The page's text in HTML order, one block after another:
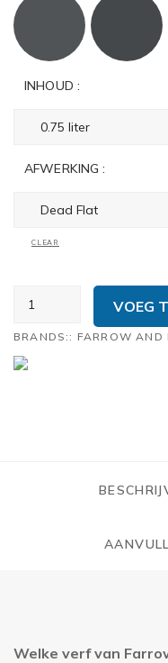
INHOUD :
AFWERKING :
CLEAR
BALL
'SIGNATURE
PALETTE'
VOEG
BRANDS:: FARROW AND
Welke verf van